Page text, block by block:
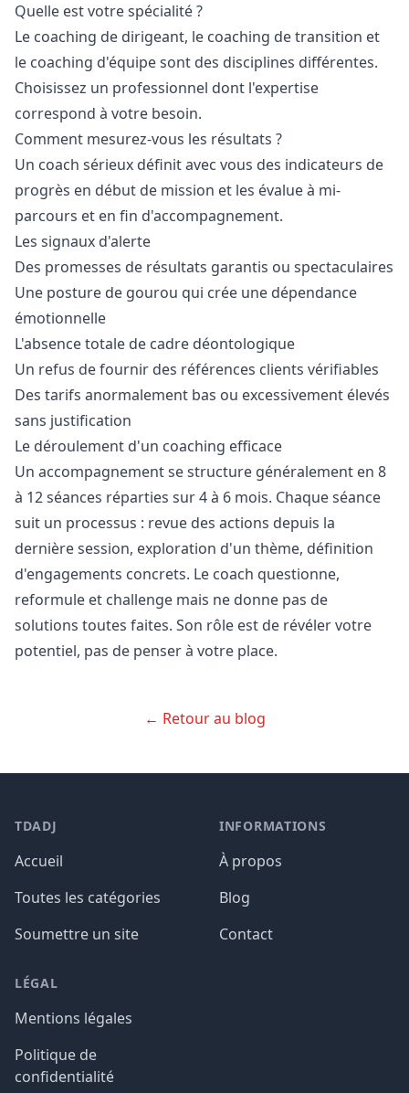
Quelle est votre spécialité ?
Le coaching de dirigeant, le coaching de transition et
le coaching d'équipe sont des disciplines différentes.
Choisissez un professionnel dont l'expertise
correspond à votre besoin.
Comment mesurez-vous les résultats ?
Un coach sérieux définit avec vous des indicateurs de
progrès en début de mission et les évalue à mi-
parcours et en fin d'accompagnement.
Les signaux d'alerte
Des promesses de résultats garantis ou spectaculaires
Une posture de gourou qui crée une dépendance
émotionnelle
L'absence totale de cadre déontologique
Un refus de fournir des références clients vérifiables
Des tarifs anormalement bas ou excessivement élevés
sans justification
Le déroulement d'un coaching efficace
Un accompagnement se structure généralement en 8
à 12 séances réparties sur 4 à 6 mois. Chaque séance
suit un processus : revue des actions depuis la
dernière session, exploration d'un thème, définition
d'engagements concrets. Le coach questionne,
reformule et challenge mais ne donne pas de
solutions toutes faites. Son rôle est de révéler votre
potentiel, pas de penser à votre place.
← Retour au blog
TDADJ
Accueil
Toutes les catégories
Soumettre un site
INFORMATIONS
À propos
Blog
Contact
LÉGAL
Mentions légales
Politique de
confidentialité